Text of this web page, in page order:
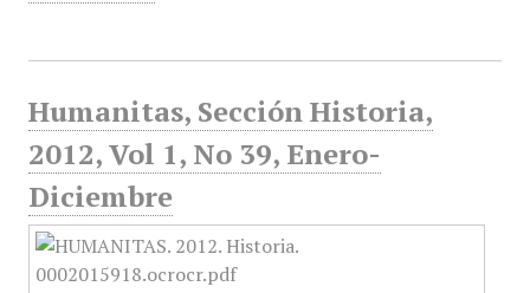
Humanitas, Sección Historia,
2012, Vol 1, No 39, Enero-
Diciembre